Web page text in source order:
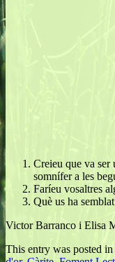
Creieu que va ser
somnífer a les
Faríeu vosaltres
Què us ha
Victor Barranco i Elisa
This entry was posted in